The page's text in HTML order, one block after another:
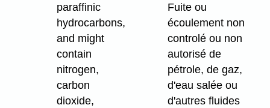
paraffinic
hydrocarbons,
and might
contain
nitrogen,
carbon
dioxide,
Fuite ou
écoulement non
controlé ou non
autorisé de
pétrole, de gaz,
d'eau salée ou
d'autres fluides